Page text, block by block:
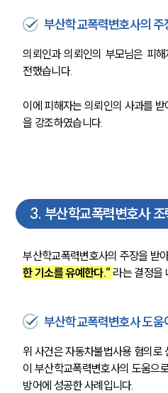
부산학교폭력변호사의 주
의뢰인과 의뢰인의 부모님은 피
전했습니다.
이에 피해자는 의뢰인의 사과를
을 강조하였습니다.
3. 부산학교폭력변호사
부산학교폭력변호사의 주장을 받
한 기소를 유예한다.” 라는 결정을
부산학교폭력변호사 도
위 사건은 자동차불법사용 혐의로
이 부산학교폭력변호사의 도움으
방어에 성공한 사례입니다.